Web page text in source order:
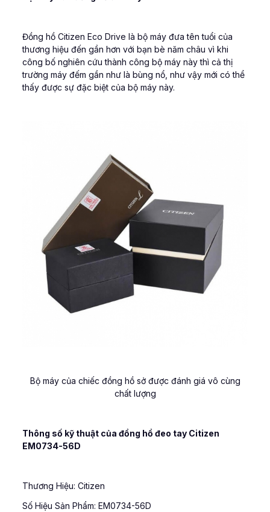
Đồng hồ Citizen Eco Drive là bộ máy đưa tên tuổi của
thương hiệu đến gần hơn với bạn bè năm châu vì khi
công bố nghiên cứu thành công bộ máy này thì cả thị
trường máy đếm gần như là bùng nổ, như vậy mới có thể
thấy được sự đặc biệt của bộ máy này.
Bộ máy của chiếc đồng hồ sở được đánh giá vô cùng
chất lượng
Thông số kỹ thuật của đồng hồ đeo tay Citizen
EM0734-56D
Thương Hiệu: Citizen
Số Hiệu Sản Phẩm: EM0734-56D